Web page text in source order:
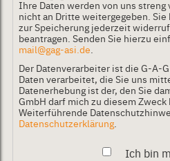
Ihre Daten werden von uns
nicht an Dritte weitergegeben.
zur Speicherung jederzeit
beantragen. Senden Sie hierzu
mail@gag-asi.de
Der Datenverarbeiter ist die G-A-
Daten verarbeitet, die Sie uns
Datenerhebung ist der, den Sie
GmbH darf mich zu diesem
Weiterführende
Datenschutzerklärung.
Ich bin